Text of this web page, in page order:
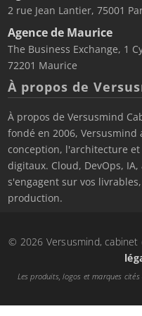
2 rue Jean Lantier, 75001
Agence de Maurice
The Business Exchange, 1
72201 Maurice
À propos de
À propos de Versusmind
fondé en 2006, Versusmind
conception, l'architecture
digitaux. Cloud, DevOps,
s'engagent sur vos
production.
© 2026 Versusmind,
Les produits, logos et marques